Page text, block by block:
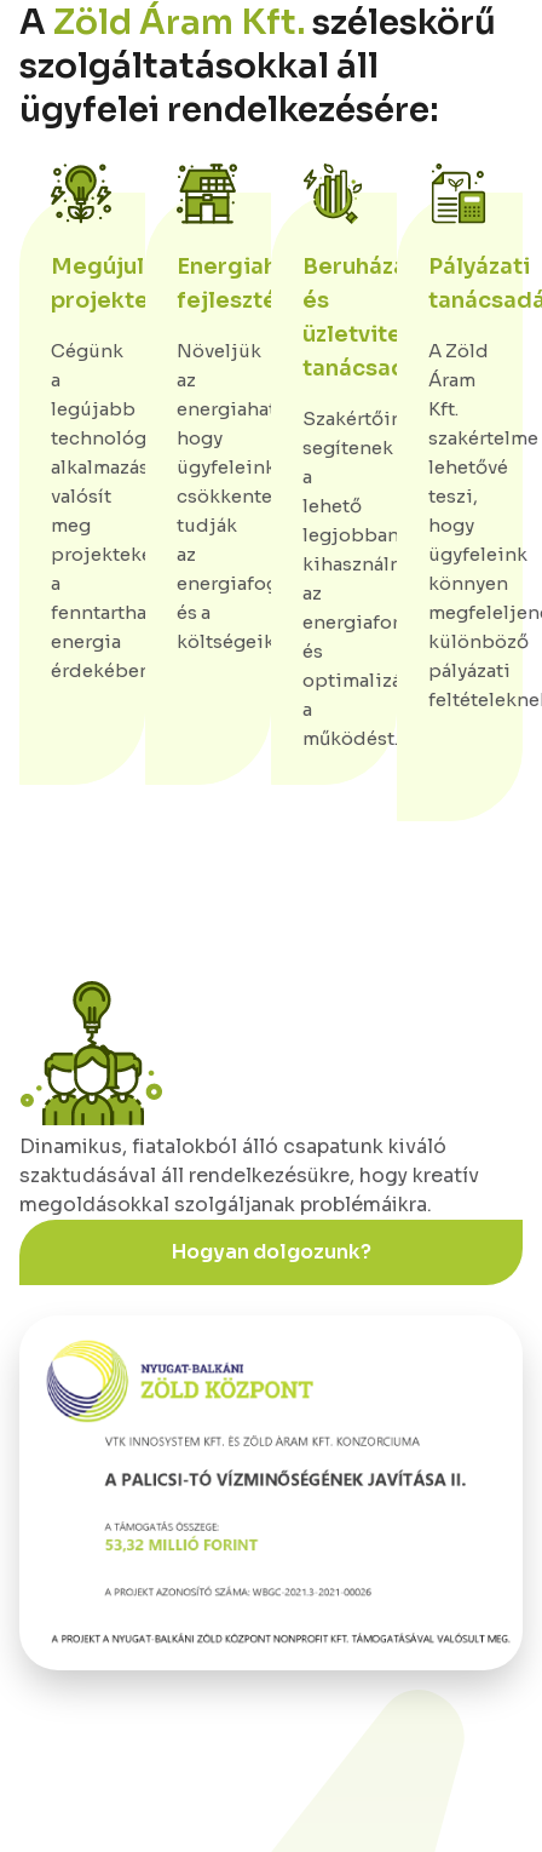
A Zöld Áram Kft. széleskörű
szolgáltatásokkal áll
ügyfelei rendelkezésére:
Megújulóenergia
projektek
Cégünk
a
legújabb
technológiák
alkalmazásával
valósít
meg
projekteket
a
fenntartható
energia
érdekében.
Energiahatékonysági
fejlesztések
Növeljük
az
energiahatékonyságot,
hogy
ügyfeleink
csökkenteni
tudják
az
energiafogyasztásukat
és a
költségeiket.
Beruházási
és
üzletviteli
tanácsadás
Szakértőink
segítenek
a
lehető
legjobban
kihasználni
az
energiaforrásokat
és
optimalizálni
a
működést.
Pályázati
A Zöld
Áram
Kft.
szakértelme
lehetővé
teszi,
hogy
ügyfeleink
könnyen
különböző
pályázati
Dinamikus, fiatalokból álló csapatunk kiváló
szaktudásával áll rendelkezésükre, hogy kreatív
megoldásokkal szolgáljanak problémáikra.
Hogyan dolgozunk?